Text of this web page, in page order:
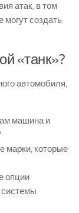
атак, в том
могут создать
«танк»?
автомобиля,
машина и
марки, которые
опции
системы